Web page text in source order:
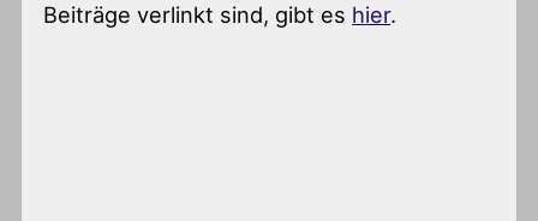
Beiträge verlinkt sind, gibt es hier.